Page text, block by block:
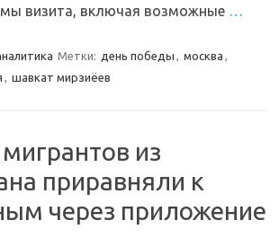
визита, включая возможные …
Метки: день победы , москва ,
, шавкат мирзиёев
из
приравняли к
через приложение